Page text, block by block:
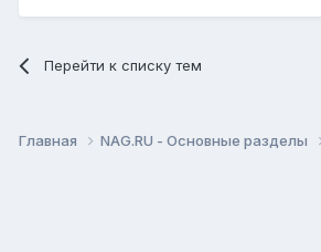
Перейти к списку тем
Главная NAG.RU - Основные разделы